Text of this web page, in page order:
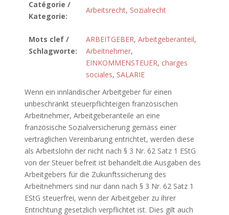
Catégorie /
Kategorie:
Arbeitsrecht, Sozialrecht
Mots clef /
Schlagworte:
ARBEITGEBER, Arbeitgeberanteil,
Arbeitnehmer,
EINKOMMENSTEUER, charges
sociales, SALARIE
Wenn ein innländischer Arbeitgeber für einen
unbeschränkt steuerpflichteigen französischen
Arbeitnehmer, Arbeitgeberanteile an eine
französische Sozialversicherung gemäss einer
vertraglichen Vereinbarung entrichtet, werden diese
als Arbeitslohn der nicht nach § 3 Nr. 62 Satz 1 EStG
von der Steuer befreit ist behandelt.die Ausgaben des
Arbeitgebers für die Zukunftssicherung des
Arbeitnehmers sind nur dann nach § 3 Nr. 62 Satz 1
EStG steuerfrei, wenn der Arbeitgeber zu ihrer
Entrichtung gesetzlich verpflichtet ist. Dies gilt auch